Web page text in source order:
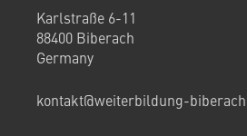
Karlstraße 6-11
88400 Biberach
Germany
kontakt@weiterbildung-